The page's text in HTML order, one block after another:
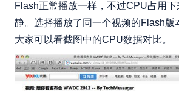
Flash正常播放一样，不过CPU占用
静。选择播放了同一个视频的Flash版
大家可以看截图中的CPU数据对比。